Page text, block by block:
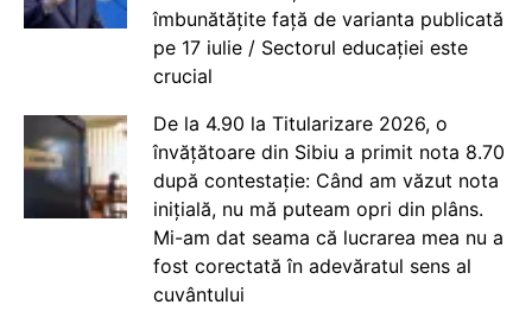
îmbunătățite față de varianta publicată
pe 17 iulie / Sectorul educației este
crucial
De la 4.90 la Titularizare 2026, o
învățătoare din Sibiu a primit nota 8.70
după contestație: Când am văzut nota
inițială, nu mă puteam opri din plâns.
Mi-am dat seama că lucrarea mea nu a
fost corectată în adevăratul sens al
cuvântului